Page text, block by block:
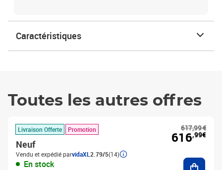
Caractéristiques
Toutes les autres offres
Livraison Offerte Promotion
Neuf
Vendu et expédié parvidaXL 2.79/5(14)
En stock
617,99 €
616,99€